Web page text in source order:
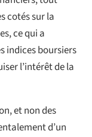
cotés sur la
ce qui a
indices boursiers
l’intérêt de la
et non des
d’un